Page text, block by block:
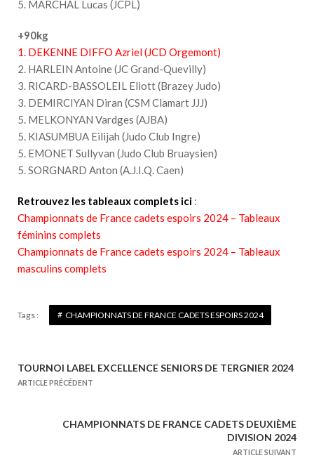
5. MARCHAL Lucas (JCPL)
+90kg
1. DEKENNE DIFFO Azriel (JCD Orgemont)
2. HARLEIN Antoine (JC Grand-Quevilly)
3. RICARD-BASSOLEIL Eliott (Brazey Judo)
3. DEMIRCIYAN Diran (CSM Clamart JJJ)
5. MELKONYAN Vardges (AJBA)
5. KIASUMBUA Eilijah (Judo Club Ingre)
5. EMONET Sullyvan (Judo Club Bruaysien)
5. SORGNARD Anton (A.J.I.Q. Caen)
Retrouvez les tableaux complets ici :
Championnats de France cadets espoirs 2024 – Tableaux
féminins complets
Championnats de France cadets espoirs 2024 – Tableaux
masculins complets
Tags : CHAMPIONNATS DE FRANCE CADETS ESPOIRS 2024
N
TOURNOI LABEL EXCELLENCE SENIORS DE TERGNIER 2024
ARTICLE PRÉCÉDENT
CHAMPIONNATS DE FRANCE CADETS DEUXIÈME
DIVISION 2024
ARTICLE SUIVANT